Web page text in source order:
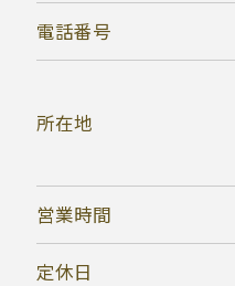
電話番号
所在地
営業時間
定休日